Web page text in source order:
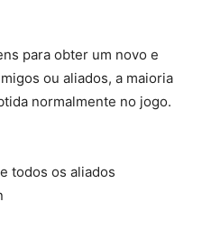
para obter um novo e
ou aliados, a maioria
normalmente no jogo.
todos os aliados